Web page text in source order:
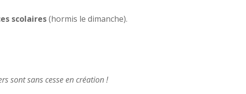
scolaires (hormis le dimanche).
sont sans cesse en création !